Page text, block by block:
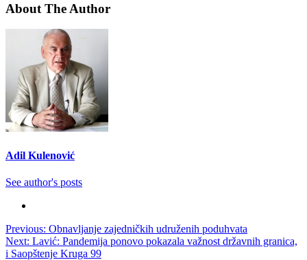
About The Author
Adil Kulenović
See author's posts
Post
navigation
Previous: Obnavljanje zajedničkih udruženih poduhvata
Next: Lavić: Pandemija ponovo pokazala važnost državnih granica,
i Saopštenje Kruga 99